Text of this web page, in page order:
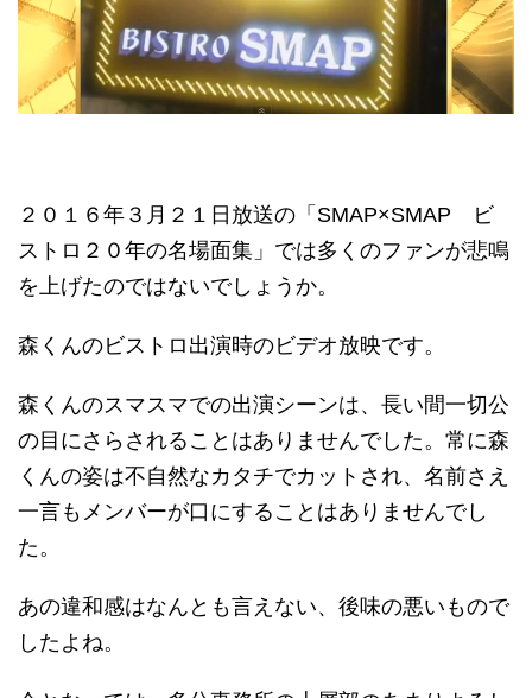
２０１６年３月２１日放送の「SMAP×SMAP ビ
ストロ２０年の名場面集」では多くのファンが悲鳴
を上げたのではないでしょうか。
森くんのビストロ出演時のビデオ放映です。
森くんのスマスマでの出演シーンは、長い間一切公
の目にさらされることはありませんでした。常に森
くんの姿は不自然なカタチでカットされ、名前さえ
一言もメンバーが口にすることはありませんでし
た。
あの違和感はなんとも言えない、後味の悪いもので
したよね。